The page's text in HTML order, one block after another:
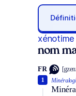
xénotime
nom
FR
1